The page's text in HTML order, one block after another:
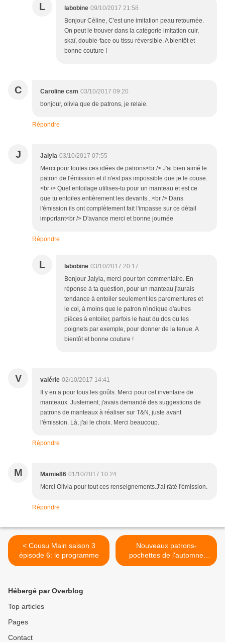
L labobine 09/10/2017 21:58
Bonjour Céline, C'est une imitation peau retournée.
On peut le trouver dans la catégorie imitation cuir,
skaï, double-face ou tissu réversible. A bientôt et
bonne couture !
C Caroline csm 03/10/2017 09:20
bonjour, olivia que de patrons, je relaie.
Répondre
J Jalyla 03/10/2017 07:55
Merci pour toutes ces idées de patrons<br /> J'ai bien aimé le
patron de l'émission et il n'est pas impossible que je le couse.
<br /> Quel entoilage utilises-tu pour un manteau et est ce
que tu entoiles entièrement les devants...<br /> Dans
l'émission ils ont complètement fait l'impasse sur ce détail
important<br /> D'avance merci et bonne journée
Répondre
L labobine 03/10/2017 20:17
Bonjour Jalyla, merci pour ton commentaire. En
réponse à ta question, pour un manteau j'aurais
tendance à entoiler seulement les parementures et
le col, à moins que le patron n'indique d'autres
pièces à entoiler, parfois le haut du dos ou les
poignets par exemple, pour donner de la tenue. A
bientôt et bonne couture !
V valérie 02/10/2017 14:41
Il y en a pour tous les goûts. Merci pour cet inventaire de
manteaux. Justement, j'avais demandé des suggestions de
patrons de manteaux à réaliser sur T&N, juste avant
l'émission. Là, j'ai le choix. Merci beaucoup.
Répondre
M Mamie86 01/10/2017 10:24
Merci Olivia pour tout ces renseignements.J'ai râté l'émission.
Répondre
< Cousu Main saison 3
épisode 6: le programme
Nouveaux patrons-
pochettes de l'automne
2017: Simplicity >
Hébergé par Overblog
Top articles
Pages
Contact